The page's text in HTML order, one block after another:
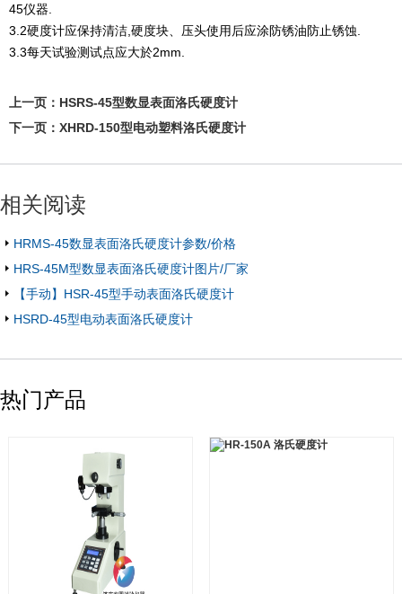
45仪器.
3.2硬度计应保持清洁,硬度块、压头使用后应涂防锈油防止锈蚀.
3.3每天试验测试点应大於2mm.
上一页： HSRS-45型数显表面洛氏硬度计
下一页： XHRD-150型电动塑料洛氏硬度计
相关阅读
HRMS-45数显表面洛氏硬度计参数/价格
HRS-45M型数显表面洛氏硬度计图片/厂家
【手动】HSR-45型手动表面洛氏硬度计
HSRD-45型电动表面洛氏硬度计
热门产品